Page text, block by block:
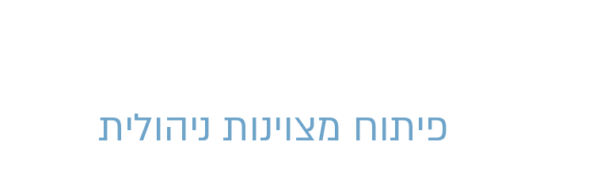
פיתוח מצוינות ניהולית